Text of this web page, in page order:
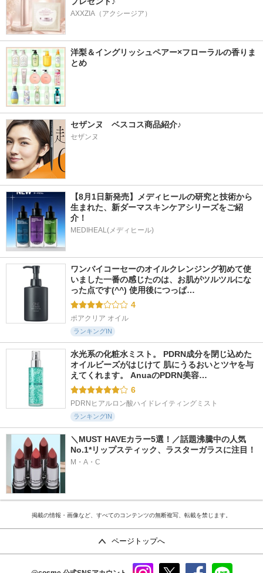
AXXZIA（アクシージア）
洋梨＆イングリッシュペアー×フローラルの香りま
とめ
セザンヌ　ベスコス商品紹介♪
セザンヌ
【8月1日新発売】メディヒールの研究と技術から
生まれた、新ダーマスキンケアシリーズをご紹
介！
MEDIHEAL(メディヒール)
ワンバイコーセーのオイルクレンジング初めて使
いました一番の感じたのは、お肌がツルツルにな
った点です(^^) 使用後につっぱ…
4
ポアクリア オイル
ランキングIN
水光系の化粧水ミスト。 PDRN成分を閉じ込めた
オイルビーズがはじけて 肌にうるおいとツヤを与
えてくれます。 AnuaのPDRN美容…
6
PDRNヒアルロン酸ハイドレイティングミスト
ランキングIN
＼MUST HAVEカラー5選！／話題沸騰中の人気
No.1*リップスティック、ラスターガラスに注目！
M・A・C
掲載の情報・画像など、すべてのコンテンツの無断複写、転載を禁じます。
ページトップへ